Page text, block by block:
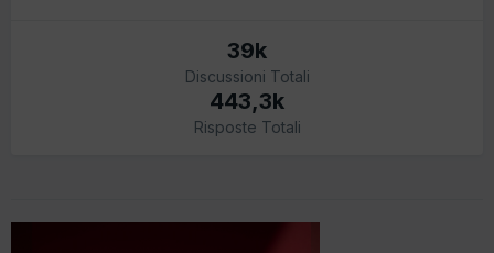
39k
Discussioni Totali
443,3k
Risposte Totali